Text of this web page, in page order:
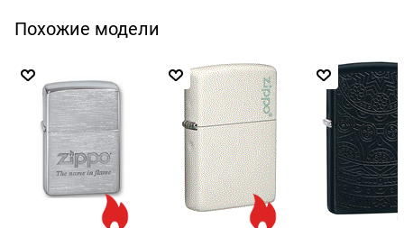
Похожие модели